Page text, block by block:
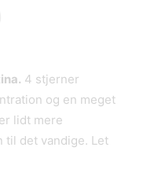
4 stjerner
og en meget
lidt mere
til det vandige. Let